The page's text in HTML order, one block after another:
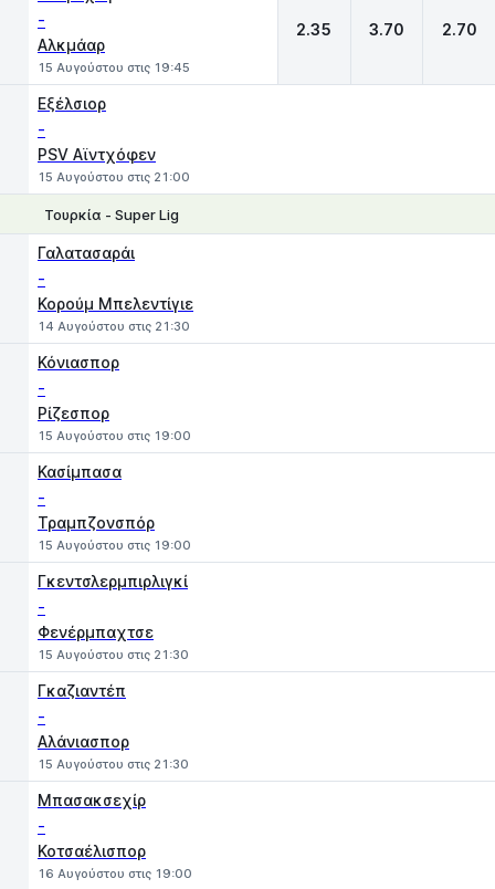
-
Αλκμάαρ
15 Αυγούστου στις 19:45
2.35 3.70 2.70
Εξέλσιορ
-
PSV Αϊντχόφεν
15 Αυγούστου στις 21:00
Τουρκία - Super Lig
Γαλατασαράι
-
Κορούμ Μπελεντίγιε
14 Αυγούστου στις 21:30
Κόνιασπορ
-
Ρίζεσπορ
15 Αυγούστου στις 19:00
Κασίμπασα
-
Τραμπζονσπόρ
15 Αυγούστου στις 19:00
Γκεντσλερμπιρλιγκί
-
Φενέρμπαχτσε
15 Αυγούστου στις 21:30
Γκαζιαντέπ
-
Αλάνιασπορ
15 Αυγούστου στις 21:30
Μπασακσεχίρ
-
Κοτσαέλισπορ
16 Αυγούστου στις 19:00